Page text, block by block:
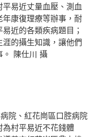
易近丈量血壓、測血
康復理療等辦事，耐
近的各類疾病題目；
的攝生知識，讓他們
陳仕川 攝
院、紅花崗區口腔病院
村平易近不花錢體